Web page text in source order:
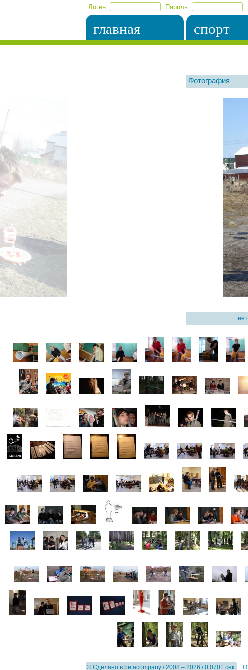
Логин: Пароль:
главная спорт
Фотография
© Сделано в betacompany / 2008 – 2026 / 0.0701 сек. О